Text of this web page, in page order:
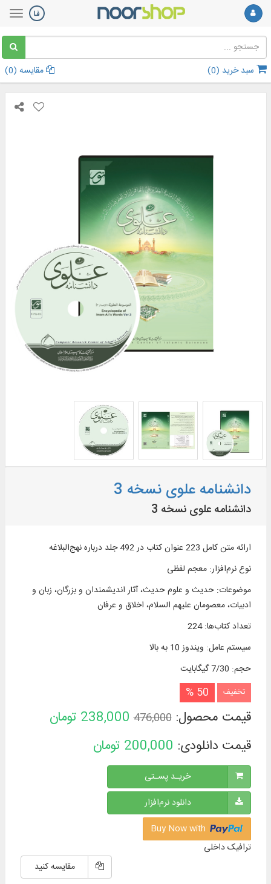
سبد خرید (0
) مقایسه (0
)
دانشنامه علوی نسخه 3
دانشنامه علوی نسخه 3
ارائه متن کامل 223 عنوان کتاب در 492 جلد درباره نهج‌البلاغه
نوع نرم‌افزار:معجم لفظی
موضوعات:حدیث و علوم حدیث، آثار اندیشمندان و بزرگان، زبان و
ادبیات، معصومان علیهم السلام، اخلاق و عرفان
تعداد کتاب‌ها:
224
سیستم عامل: ویندوز 10 به بالا
حجم: 7/30 گیگابایت
تخفیف 50 %
قیمت محصول:476,000
238,000 تومان
قیمت دانلودی: 200,000 تومان
خریـد پسـتی
دانلود نرم‌افزار
ترافیک داخلی
مقایسه کنید